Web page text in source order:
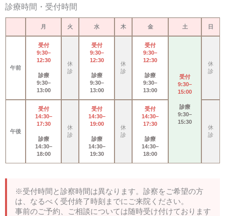
診療時間・受付時間
月 火 水 木 金 土 日
午前
受付
9:30–
12:30
診療
9:30–
13:00
休
診
受付
9:30–
12:30
診療
9:30–
13:00
休
診
受付
9:30–
12:30
診療
9:30–
13:00
受付
9:30–
15:00
診療
9:30–
15:30
休
診
午後
受付
14:30–
17:30
診療
14:30–
18:00
休
診
受付
14:30–
19:00
診療
14:30–
19:30
休
診
受付
14:30–
17:30
診療
14:30–
18:00
休
診
※受付時間と診察時間は異なります。診察をご希望の方
は、なるべく受付終了時刻までにご来院ください。
事前のご予約、ご相談については随時受け付けております